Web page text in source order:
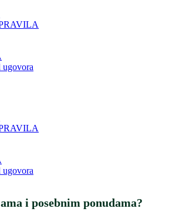
ugovora
ugovora
i posebnim ponudama?